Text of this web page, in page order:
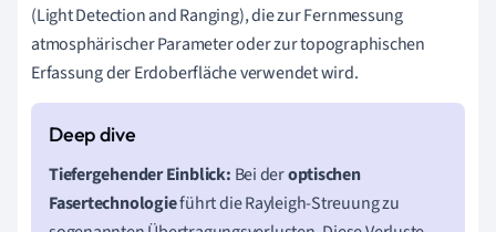
(Light Detection and Ranging), die zur Fernmessung
atmosphärischer Parameter oder zur topographischen
Erfassung der Erdoberfläche verwendet wird.
Tiefergehender Einblick: Bei deroptischen
Fasertechnologieführt die Rayleigh-Streuung zu